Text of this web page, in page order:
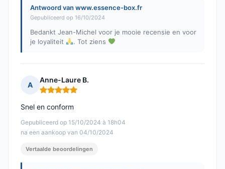
Antwoord van www.essence-box.fr
Gepubliceerd op 16/10/2024
Bedankt Jean-Michel voor je mooie recensie en voor
je loyaliteit
. Tot ziens
A
Anne-Laure B.
Opmerking: 5 van 5
Gepubliceerd op 15/10/2024 à 18h04
na een aankoop van 04/10/2024
Snel en conform
Vertaalde beoordelingen